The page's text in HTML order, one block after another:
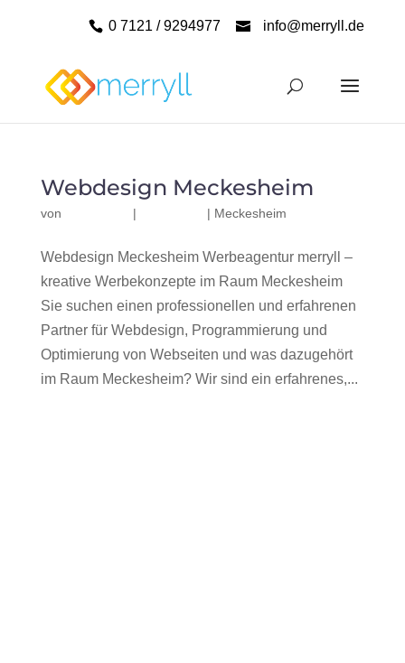
0 7121 / 9294977 info@merryll.de
Webdesign Meckesheim
von | | Meckesheim
Webdesign Meckesheim Werbeagentur merryll –
kreative Werbekonzepte im Raum Meckesheim
Sie suchen einen professionellen und erfahrenen
Partner für Webdesign, Programmierung und
Optimierung von Webseiten und was dazugehört
im Raum Meckesheim? Wir sind ein erfahrenes,...